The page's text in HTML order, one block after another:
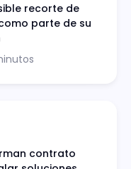
recorte de
parte de su
contrato